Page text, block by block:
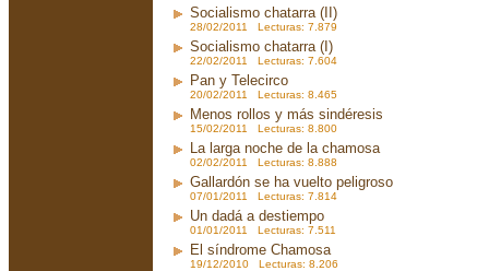
Socialismo chatarra (II)
28/02/2011 Lecturas: 7.879
Socialismo chatarra (I)
22/02/2011 Lecturas: 7.604
Pan y Telecirco
20/02/2011 Lecturas: 8.465
Menos rollos y más sindéresis
15/02/2011 Lecturas: 8.800
La larga noche de la chamosa
02/02/2011 Lecturas: 8.888
Gallardón se ha vuelto peligroso
07/01/2011 Lecturas: 7.814
Un dadá a destiempo
01/01/2011 Lecturas: 7.511
El síndrome Chamosa
19/12/2010 Lecturas: 8.206